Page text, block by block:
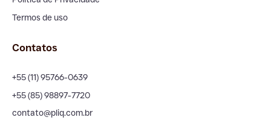
Termos de uso
Contatos
+55 (11) 95766-0639
+55 (85) 98897-7720
contato@pliq.com.br